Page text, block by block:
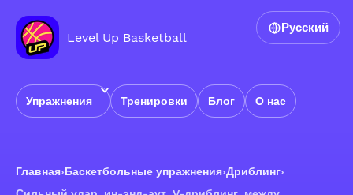
Level Up Basketball
Упражнения Тренировки Блог О нас
Русский
Главная›Баскетбольные упражнения›Дриблинг›